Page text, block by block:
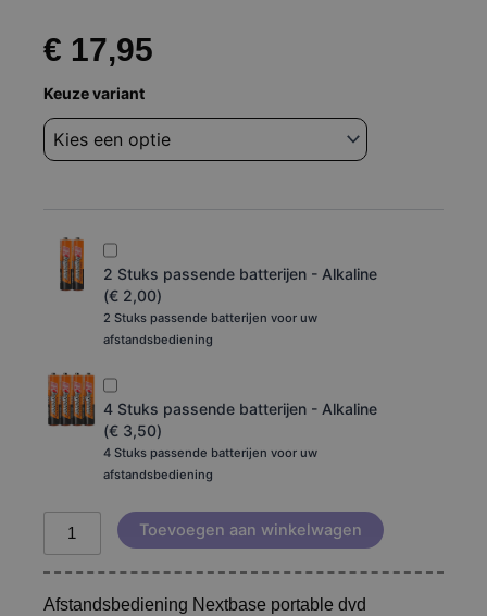
€ 17,95
Keuze variant
2 Stuks passende batterijen - Alkaline
(€ 2,00)
2 Stuks passende batterijen voor uw
afstandsbediening
4 Stuks passende batterijen - Alkaline
(€ 3,50)
4 Stuks passende batterijen voor uw
afstandsbediening
Afstandsbediening
Nextbase
aantal
Toevoegen aan winkelwagen
Afstandsbediening Nextbase portable dvd